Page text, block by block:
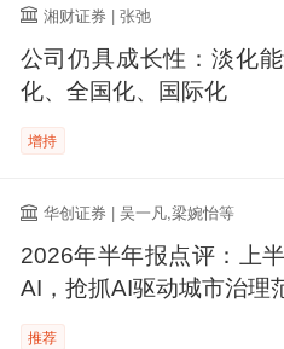
湘财证券 | 张弛
公司仍具成长性：淡化
化、全国化、国际化
增持
华创证券 | 吴一凡,梁婉怡等
2026年半年报点评：上
AI，抢抓AI驱动城市治理
推荐